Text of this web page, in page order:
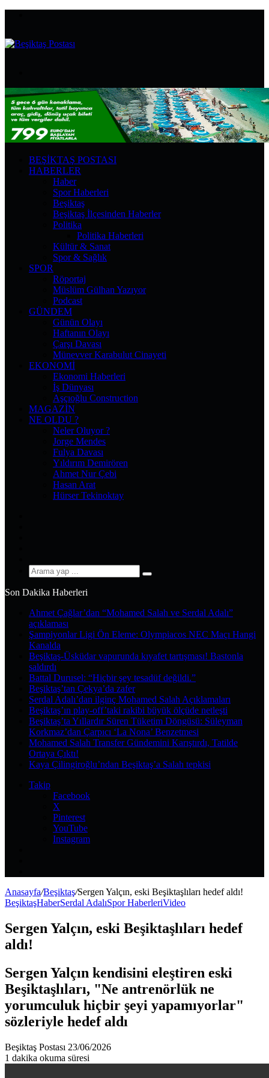
...
BEŞIKTAŞ POSTASI
HABERLER
Haber
Spor Haberleri
Beşiktaş
Beşiktaş İlçesinden Haberler
Politika
Politika Haberleri
Kültür & Sanat
Spor & Sağlık
SPOR
Röportaj
Müslüm Gülhan Yazıyor
Podcast
GÜNDEM
Günün Olayı
Haftanın Olayı
Çarşı Davası
Münevver Karabulut Cinayeti
EKONOMI
Ekonomi Haberleri
İş Dünyası
Aşçıoğlu Construction
MAGAZIN
NE OLDU ?
Neler Oluyor ?
Jorge Mendes
Fulya Davası
Yıldırım Demirören
Ahmet Nur Çebi
Hasan Arat
Hürser Tekinoktay
Arama
Son Dakika Haberleri
Ahmet Çağlar’dan “Mohamed Salah ve Serdal Adalı”
açıklaması
Şampiyonlar Ligi Ön Eleme: Olympiacos NEC Maçı Hangi
Kanalda
Beşiktaş-Üsküdar vapurunda kıyafet tartışması! Bastonla
saldırdı
Battal Durusel: “Hiçbir şey tesadüf değildi.”
Beşiktaş’tan Çekya’da zafer
Serdal Adalı’dan ilginç Mohamed Salah Açıklamaları
Beşiktaş’ın play-off’taki rakibi büyük ölçüde netleşti
Beşiktaş’ta Yıllardır Süren Tüketim Döngüsü: Süleyman
Korkmaz’dan Çarpıcı ‘La Nona’ Benzetmesi
Mohamed Salah Transfer Gündemini Karıştırdı, Tatilde
Ortaya Çıktı!
Kaya Çilingiroğlu’ndan Beşiktaş’a Salah tepkisi
Takip
Facebook
X
Pinterest
YouTube
Instagram
Anasayfa/Beşiktaş/Sergen Yalçın, eski Beşiktaşlıları hedef aldı!
BeşiktaşHaberSerdal AdalıSpor HaberleriVideo
Sergen Yalçın, eski Beşiktaşlıları hedef
aldı!
Sergen Yalçın kendisini eleştiren eski
Beşiktaşlıları, "Ne antrenörlük ne
yorumculuk hiçbir şeyi yapamıyorlar"
sözleriyle hedef aldı
Beşiktaş Postası Bir
e-
23/06/2026
1 dakika okuma süresi